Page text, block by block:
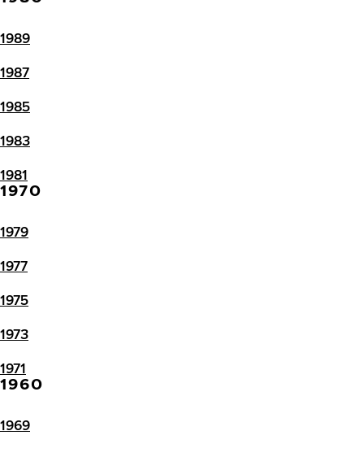
1989
1987
1985
1983
1981
1970
1979
1977
1975
1973
1971
1960
1969